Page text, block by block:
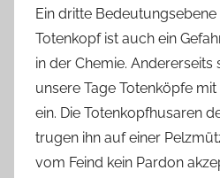
Ein dritte
Totenkopf ist auch ein
in der Chemie. Andererseits
unsere Tage Totenköpfe
ein. Die Totenkopfhusaren
trugen ihn auf einer
vom Feind kein Pardon